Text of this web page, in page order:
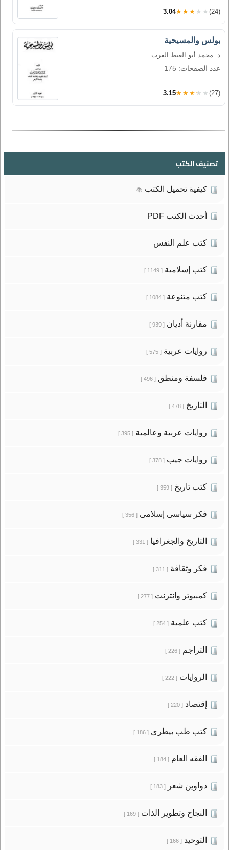
3.04★★★★★ (24)
بولس والمسيحية
د. محمد أبو الغيط الفرت
عدد الصفحات: 175
3.15★★★★★ (27)
تصنيف الكتب
كيفية تحميل الكتب 📚
أحدث الكتب PDF
كتب علم النفس
كتب إسلامية[ 1149 ]
كتب متنوعة[ 1084 ]
مقارنة أديان[ 939 ]
روايات عربية[ 575 ]
فلسفة ومنطق[ 496 ]
التاريخ[ 478 ]
روايات عربية وعالمية[ 395 ]
روايات جيب[ 378 ]
كتب تاريخ[ 359 ]
فكر سياسى إسلامى[ 356 ]
التاريخ والجغرافيا[ 331 ]
فكر وثقافة[ 311 ]
كمبيوتر وانترنت[ 277 ]
كتب علمية[ 254 ]
التراجم[ 226 ]
الروايات[ 222 ]
إقتصاد[ 220 ]
كتب طب بيطرى[ 186 ]
الفقه العام[ 184 ]
دواوين شعر[ 183 ]
النجاح وتطوير الذات[ 169 ]
التوحيد[ 166 ]